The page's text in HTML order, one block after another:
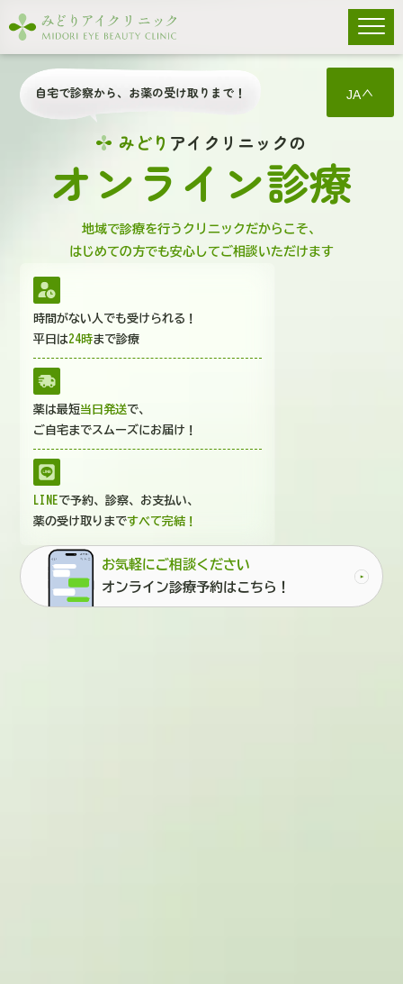
自宅で診察から、お薬の受け取りまで！
みどり アイクリニックの
オンライン診療
地域で診療を行うクリニックだからこそ、
はじめての方でも安心してご相談いただけます
時間がない人でも受けられる！
平日は24時まで診療
薬は最短当日発送で、
ご自宅までスムーズにお届け！
LINEで予約、診察、お支払い、
薬の受け取りまですべて完結！
お気軽にご相談ください
オンライン診療予約はこちら！
JA